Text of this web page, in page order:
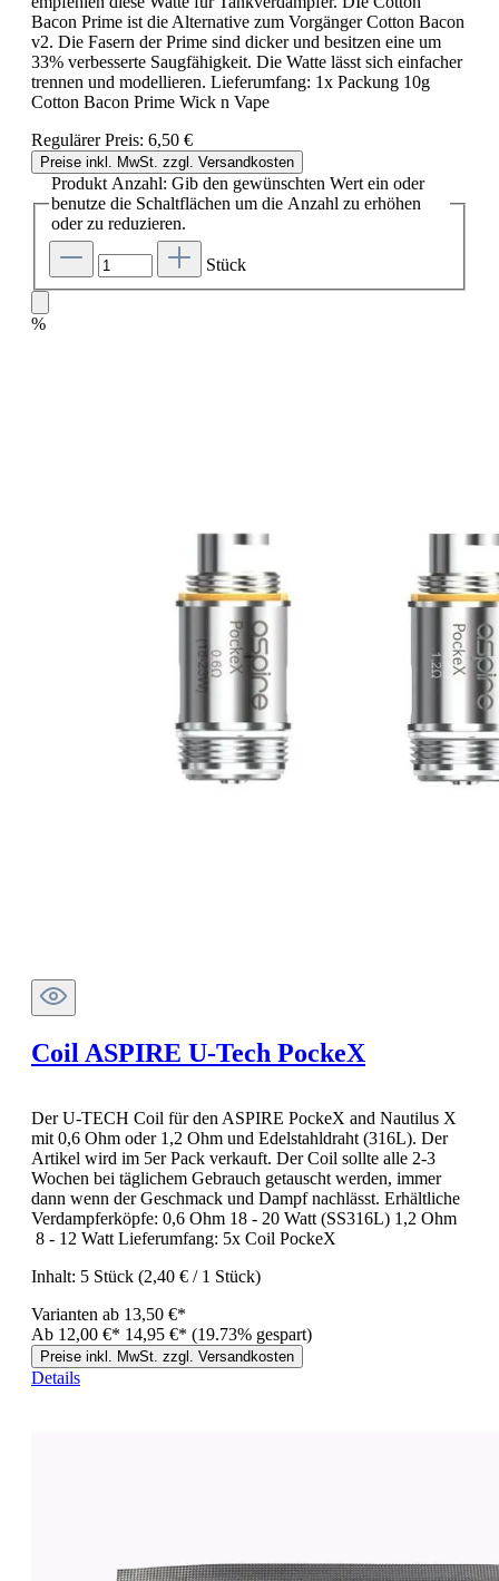
Bacon Prime ist die Alternative zum Vorgänger Cotton Bacon
v2. Die Fasern der Prime sind dicker und besitzen eine um
33% verbesserte Saugfähigkeit. Die Watte lässt sich einfacher
trennen und modellieren. Lieferumfang: 1x Packung 10g
Cotton Bacon Prime Wick n Vape
Regulärer Preis: 6,50 €
Preise inkl. MwSt. zzgl. Versandkosten
Produkt Anzahl: Gib den gewünschten Wert ein oder
benutze die Schaltflächen um die Anzahl zu erhöhen
oder zu reduzieren.
Stück
%
Coil ASPIRE U-Tech PockeX
Der U-TECH Coil für den ASPIRE PockeX and Nautilus X
mit 0,6 Ohm oder 1,2 Ohm und Edelstahldraht (316L). Der
Artikel wird im 5er Pack verkauft. Der Coil sollte alle 2-3
Wochen bei täglichem Gebrauch getauscht werden, immer
dann wenn der Geschmack und Dampf nachlässt. Erhältliche
Verdampferköpfe: 0,6 Ohm 18 - 20 Watt (SS316L) 1,2 Ohm
8 - 12 Watt Lieferumfang: 5x Coil PockeX
Inhalt: 5 Stück (2,40 € / 1 Stück)
Varianten ab 13,50 €*
Ab 12,00 €* 14,95 €* (19.73% gespart)
Preise inkl. MwSt. zzgl. Versandkosten
Details